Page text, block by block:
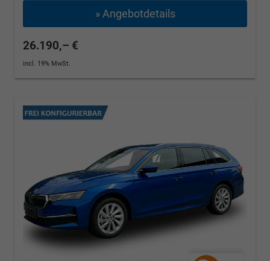
» Angebotdetails
26.190,– €
incl. 19% MwSt.